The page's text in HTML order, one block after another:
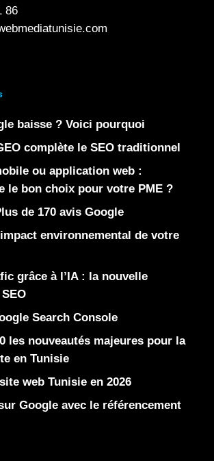
86
baisse ? Voici pourquoi
complète le SEO traditionnel
ou application web :
le bon choix pour votre PME ?
de 170 avis Google
environnemental de votre
grâce à l’IA : la nouvelle
Search Console
les nouveautés majeures pour la
en Tunisie
web Tunisie en 2026
Google avec le référencement